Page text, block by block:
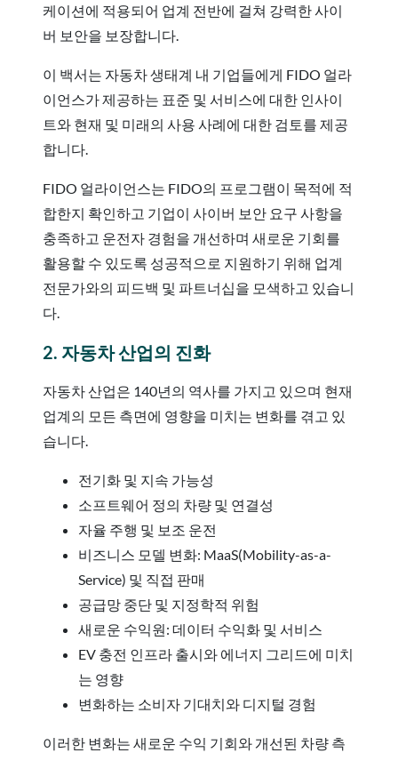
케이션에 적용되어 업계 전반에 걸쳐 강력한 사이
버 보안을 보장합니다.
이 백서는 자동차 생태계 내 기업들에게 FIDO 얼라
이언스가 제공하는 표준 및 서비스에 대한 인사이
트와 현재 및 미래의 사용 사례에 대한 검토를 제공
합니다.
FIDO 얼라이언스는 FIDO의 프로그램이 목적에 적
합한지 확인하고 기업이 사이버 보안 요구 사항을
충족하고 운전자 경험을 개선하며 새로운 기회를
활용할 수 있도록 성공적으로 지원하기 위해 업계
전문가와의 피드백 및 파트너십을 모색하고 있습니
다.
2. 자동차 산업의 진화
자동차 산업은 140년의 역사를 가지고 있으며 현재
업계의 모든 측면에 영향을 미치는 변화를 겪고 있
습니다.
전기화 및 지속 가능성
소프트웨어 정의 차량 및 연결성
자율 주행 및 보조 운전
비즈니스 모델 변화: MaaS(Mobility-as-a-
Service) 및 직접 판매
공급망 중단 및 지정학적 위험
새로운 수익원: 데이터 수익화 및 서비스
EV 충전 인프라 출시와 에너지 그리드에 미치
는 영향
변화하는 소비자 기대치와 디지털 경험
이러한 변화는 새로운 수익 기회와 개선된 차량 측